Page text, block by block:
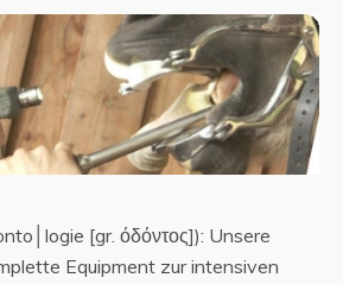
[gr. όδόντος]): Unsere
Equipment zur intensiven